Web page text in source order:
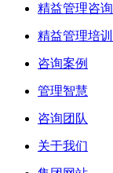
精益管理咨询
精益管理培训
咨询案例
管理智慧
咨询团队
关于我们